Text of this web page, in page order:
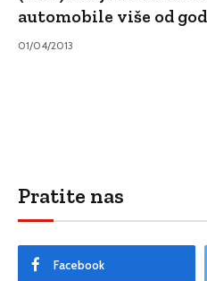
automobile više od
01/04/2013
Pratite nas
Facebook